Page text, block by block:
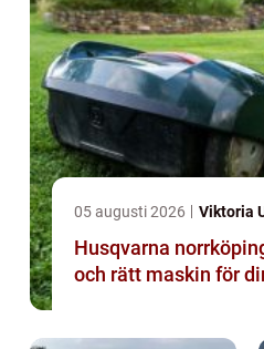
05 augusti 2026 Viktoria
Husqvarna norrköping kunskap,
och rätt maskin för